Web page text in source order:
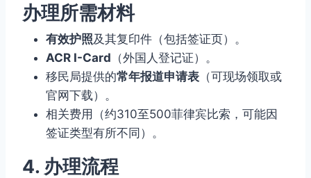
办理所需材料
有效护照及其复印件（包括签证页）。
ACR I-Card （外国人登记证）。
移民局提供的常年报道申请表 （可现场领取或
官网下载）。
相关费用（约310至500菲律宾比索，可能因
签证类型有所不同）。
4. 办理流程